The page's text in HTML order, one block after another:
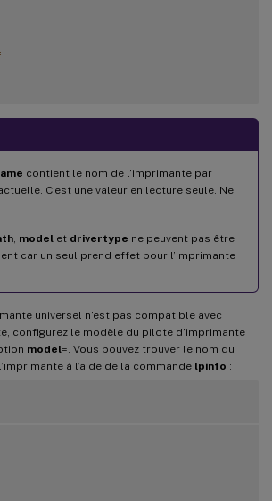
contient le nom de l’imprimante par
C’est une valeur en lecture seule. Ne
model et drivertype ne peuvent pas être
car un seul prend effet pour l’imprimante
universel n’est pas compatible avec
configurez le modèle du pilote d’imprimante
model=. Vous pouvez trouver le nom du
à l’aide de la commande lpinfo :